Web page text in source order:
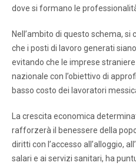
dove si formano le
Nell’ambito di questo schema,
che i posti di lavoro generati
evitando che le imprese
nazionale con l’obiettivo di
basso costo dei lavoratori
La crescita economica
rafforzerà il benessere della
diritti con l’accesso all’alloggio,
salari e ai servizi sanitari, ha